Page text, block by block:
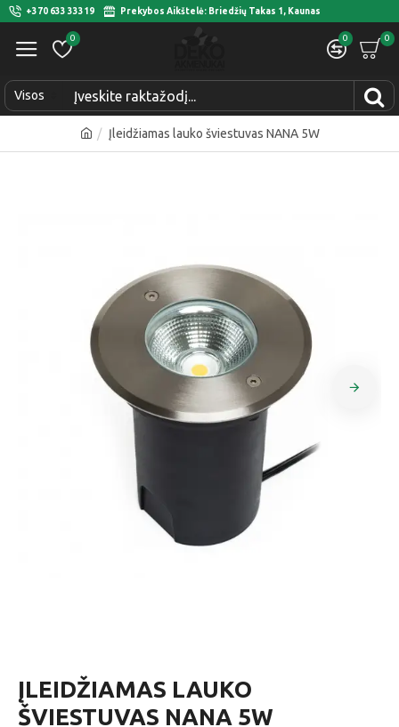
+370 633 33319 Prekybos Aikštelė: Briedžių Takas 1, Kaunas
0 0 0
Visos
Įleidžiamas lauko šviestuvas NANA 5W
ĮLEIDŽIAMAS LAUKO
ŠVIESTUVAS NANA 5W